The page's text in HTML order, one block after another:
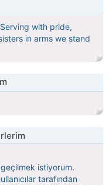
with pride,
in arms we stand
istiyorum.
tarafından